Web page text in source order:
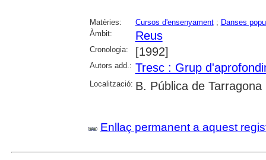
Matèries: Cursos d'ensenyament; Danses
Àmbit:
Reus
Cronologia: [1992]
Autors add.: Tresc : Grup
Localització: B. Pública de Tarragona
Enllaç permanent a aquest